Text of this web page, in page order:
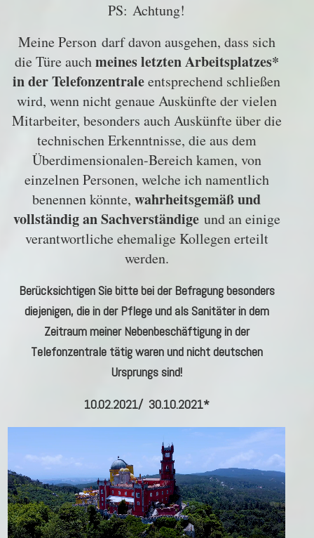
PS: Achtung!
Meine Person darf davon ausgehen, dass sich
die Türe auchmeines letzten Arbeitsplatzes*
in der Telefonzentraleentsprechend schließen
wird, wenn nicht genaue Auskünfte der vielen
Mitarbeiter, besonders auch Auskünfte über die
technischen Erkenntnisse, die aus dem
Überdimensionalen-Bereich kamen, von
einzelnen Personen, welche ich namentlich
benennen könnte, wahrheitsgemäß und
vollständigan Sachverständigeund an einige
verantwortliche ehemalige Kollegen erteilt
werden.
Berücksichtigen Sie bitte bei der Befragung besonders
diejenigen, die in der Pflege und als Sanitäter in dem
Zeitraum meiner Nebenbeschäftigung in der
Telefonzentrale tätig waren und nicht deutschen
Ursprungs sind!
10.02.2021/ 30.10.2021*